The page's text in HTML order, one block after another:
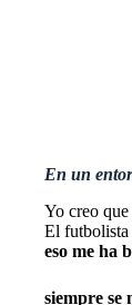
En un
Yo creo
El futbolista
eso me ha
siempre se